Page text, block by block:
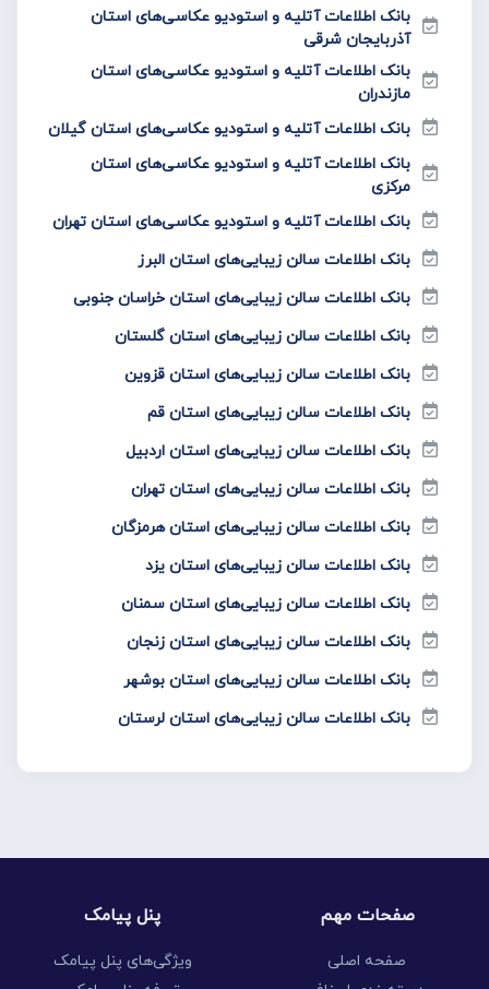
بانک اطلاعات آتلیه و استودیو عکاسی‌های استان
آذربایجان شرقی
بانک اطلاعات آتلیه و استودیو عکاسی‌های استان
مازندران
بانک اطلاعات آتلیه و استودیو عکاسی‌های استان گیلان
بانک اطلاعات آتلیه و استودیو عکاسی‌های استان
مرکزی
بانک اطلاعات آتلیه و استودیو عکاسی‌های استان تهران
بانک اطلاعات سالن زیبایی‌های استان البرز
بانک اطلاعات سالن زیبایی‌های استان خراسان جنوبی
بانک اطلاعات سالن زیبایی‌های استان گلستان
بانک اطلاعات سالن زیبایی‌های استان قزوین
بانک اطلاعات سالن زیبایی‌های استان قم
بانک اطلاعات سالن زیبایی‌های استان اردبیل
بانک اطلاعات سالن زیبایی‌های استان تهران
بانک اطلاعات سالن زیبایی‌های استان هرمزگان
بانک اطلاعات سالن زیبایی‌های استان یزد
بانک اطلاعات سالن زیبایی‌های استان سمنان
بانک اطلاعات سالن زیبایی‌های استان زنجان
بانک اطلاعات سالن زیبایی‌های استان بوشهر
بانک اطلاعات سالن زیبایی‌های استان لرستان
صفحات مهم
صفحه اصلی
پنل پیامک
ویژگی‌های پنل پیامک